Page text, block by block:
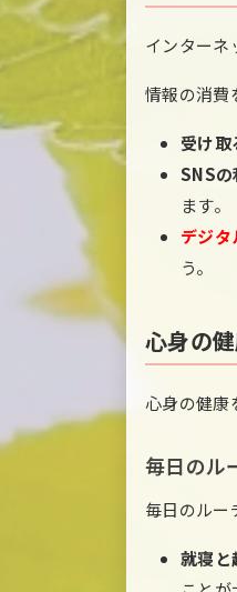
インターネ
情報の消費
受け取
SNSの
ます。
デジタ
う。
心身の
心身の健康
毎日のル
毎日のルー
就寝と